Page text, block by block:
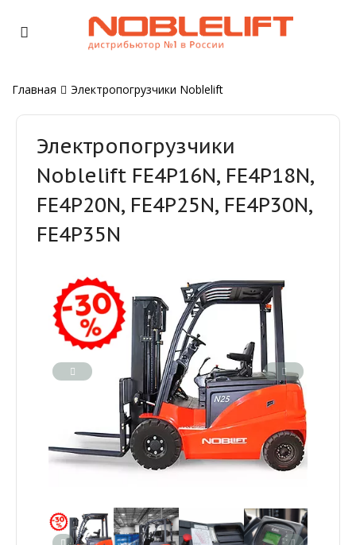
Главная Электропогрузчики Noblelift
Электропогрузчики
Noblelift FE4P16N, FE4P18N,
FE4P20N, FE4P25N, FE4P30N,
FE4P35N